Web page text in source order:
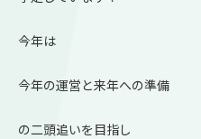
今年は
今年の運営と来年への準備
の二頭追いを目指し